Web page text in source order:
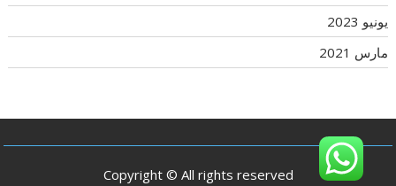
يونيو 2023
مارس 2021
Copyright © All rights reserved